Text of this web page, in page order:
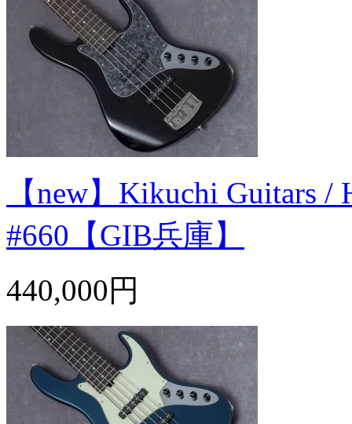
【new】Kikuchi Guitars /
#660【GIB兵庫】
440,000円